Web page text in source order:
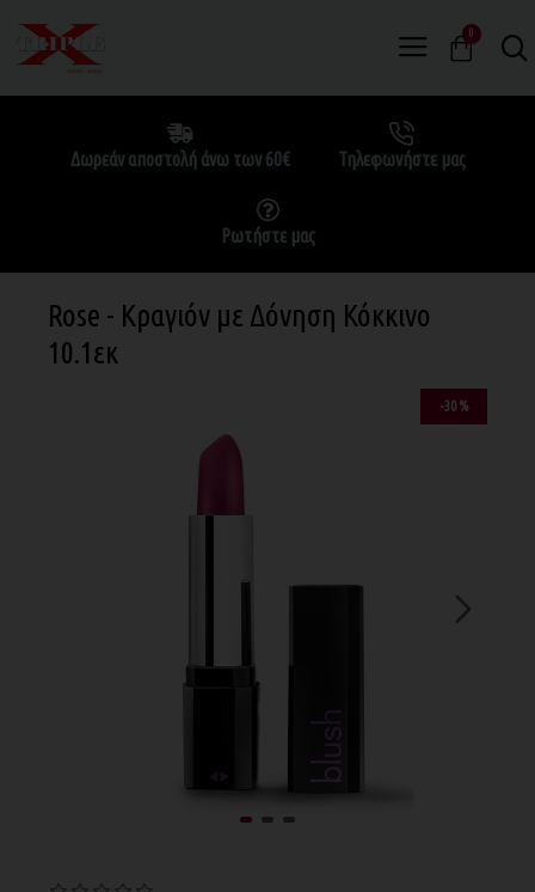
0
Δωρεάν αποστολή άνω των 60€ Τηλεφωνήστε μας
Ρωτήστε μας
Rose - Κραγιόν με Δόνηση Κόκκινο
10.1εκ
-30 %